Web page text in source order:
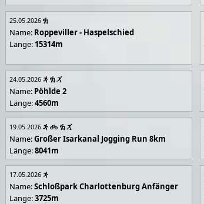
25.05.2026
Name: Roppeviller - Haspelschied
Länge: 15314m
24.05.2026
Name: Pöhlde 2
Länge:4560m
19.05.2026
Name:Großer Isarkanal Jogging Run 8km
Länge:8041m
17.05.2026
Name:Schloßpark Charlottenburg Anfänger
Länge:3725m